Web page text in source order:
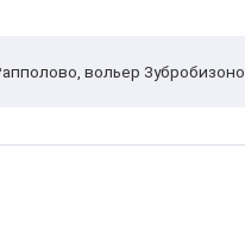
вольер